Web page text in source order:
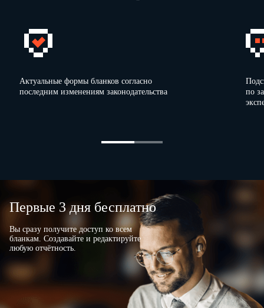
Актуальные формы бланков согласно
последним изменениям законодательства
по
Первые 3 дня бесплатно
Вы сразу получите доступ ко всем
бланкам. Создавайте и редактируйте
любую отчётность.